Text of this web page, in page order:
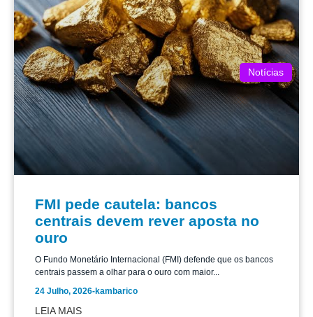
Notícias
FMI pede cautela: bancos
centrais devem rever aposta no
ouro
O Fundo Monetário Internacional (FMI) defende que os bancos
centrais passem a olhar para o ouro com maior...
24 Julho, 2026 kambarico
LEIA MAIS